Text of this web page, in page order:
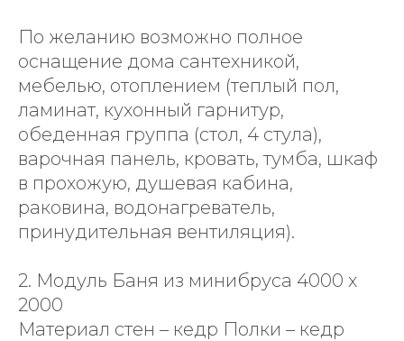
По желанию возможно полное
оснащение дома сантехникой,
мебелью, отоплением (теплый пол,
ламинат, кухонный гарнитур,
обеденная группа (стол, 4 стула),
варочная панель, кровать, тумба, шкаф
в прохожую, душевая кабина,
раковина, водонагреватель,
принудительная вентиляция).
2. Модуль Баня из минибруса 4000 х
2000
Материал стен – кедр Полки – кедр